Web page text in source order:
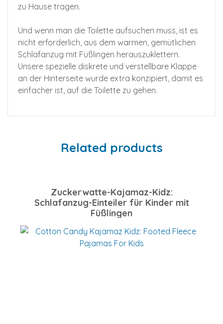
zu Hause tragen.
Und wenn man die Toilette aufsuchen muss, ist es
nicht erforderlich, aus dem warmen, gemütlichen
Schlafanzug mit Füßlingen herauszuklettern.
Unsere spezielle diskrete und verstellbare Klappe
an der Hinterseite wurde extra konzipiert, damit es
einfacher ist, auf die Toilette zu gehen.
Related products
Zuckerwatte-Kajamaz-Kidz:
Schlafanzug-Einteiler für Kinder mit
Füßlingen